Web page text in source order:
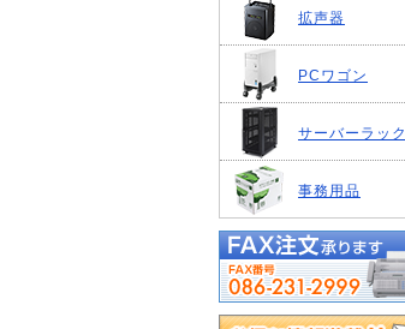
拡声器
PCワゴン
サーバーラック
事務用品